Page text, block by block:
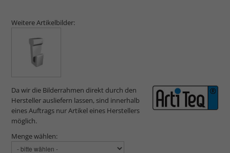
Weitere Artikelbilder:
Da wir die Bilderrahmen direkt durch den
Hersteller ausliefern lassen, sind innerhalb
eines Auftrags nur Artikel eines Herstellers
möglich.
Menge wählen: